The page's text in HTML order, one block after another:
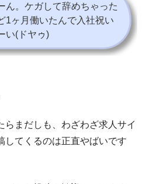
ん。ケガして辞めちゃった
1ヶ月働いたんで入社祝い
い(ドヤゥ)
らまだしも、わざわざ求人サイ
してくるのは正直やばいです